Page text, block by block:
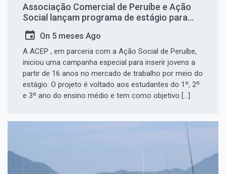
Associação Comercial de Peruíbe e Ação
Social lançam programa de estágio para
jovens do ensino médio
On 5 meses Ago
A ACEP , em parceria com a Ação Social de Peruíbe,
iniciou uma campanha especial para inserir jovens a
partir de 16 anos no mercado de trabalho por meio do
estágio. O projeto é voltado aos estudantes do 1º, 2º
e 3º ano do ensino médio e tem como objetivo […]